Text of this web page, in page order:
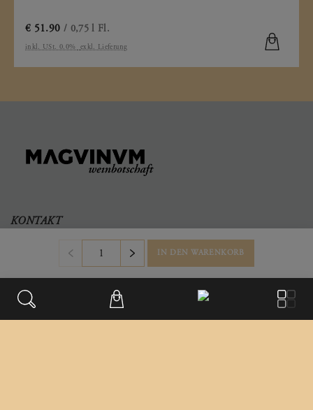
€ 51.90 / 0,75 l Fl.
inkl. USt. 0.0% exkl. Lieferung
IN DEN WARENKORB
KONTAKT
Büro & Firmensitz
Weinberggasse 2
Langenlois
+43 699/181 241 41
office@magvinum.com